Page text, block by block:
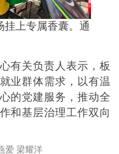
挂上专属香囊。通
有关负责人表示，板
业群体需求，以有温
的党建服务，推动全
和基层治理工作双向
爱 梁耀洋